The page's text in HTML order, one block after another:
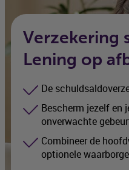
Verzekering
Lening op
De
Bescherm jezelf en
onverwachte
Combineer de
optionele